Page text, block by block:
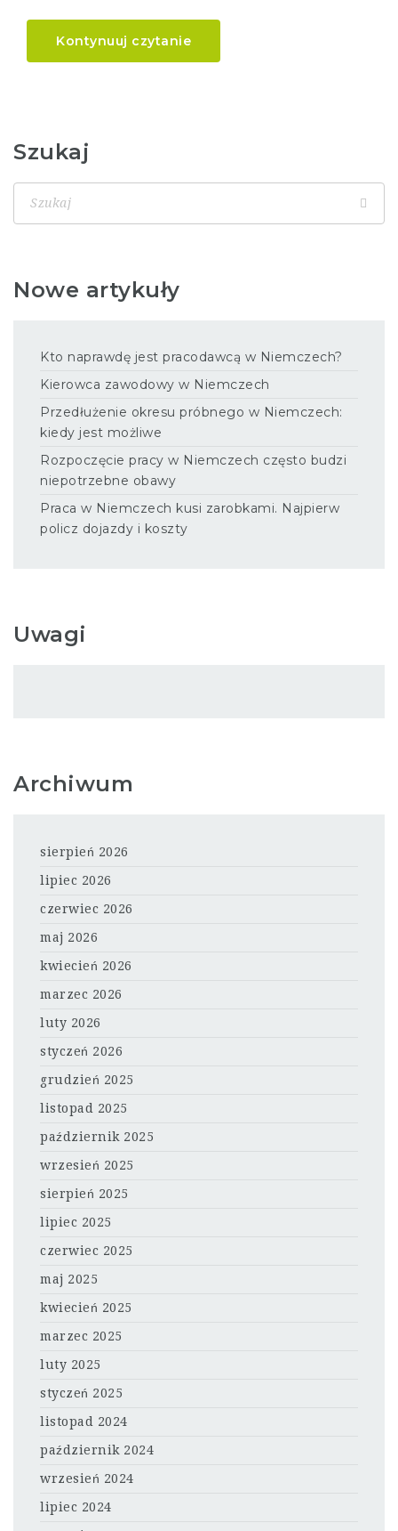
Kontynuuj czytanie
Szukaj
Nowe artykuły
Kto naprawdę jest pracodawcą w Niemczech?
Kierowca zawodowy w Niemczech
Przedłużenie okresu próbnego w Niemczech:
kiedy jest możliwe
Rozpoczęcie pracy w Niemczech często budzi
niepotrzebne obawy
Praca w Niemczech kusi zarobkami. Najpierw
policz dojazdy i koszty
Uwagi
Archiwum
sierpień 2026
lipiec 2026
czerwiec 2026
maj 2026
kwiecień 2026
marzec 2026
luty 2026
styczeń 2026
grudzień 2025
listopad 2025
październik 2025
wrzesień 2025
sierpień 2025
lipiec 2025
czerwiec 2025
maj 2025
kwiecień 2025
marzec 2025
luty 2025
styczeń 2025
listopad 2024
październik 2024
wrzesień 2024
lipiec 2024